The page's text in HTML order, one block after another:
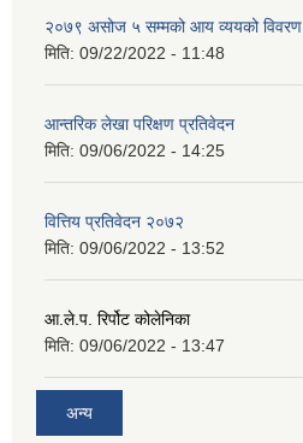
२०७९ असोज ५ सम्मको आय व्ययको विवरण
मिति: 09/22/2022 - 11:48
आन्तरिक लेखा परिक्षण प्रतिवेदन
मिति: 09/06/2022 - 14:25
वित्तिय प्रतिवेदन २०७२
मिति: 09/06/2022 - 13:52
आ.ले.प. रिर्पोट कोलेनिका
मिति: 09/06/2022 - 13:47
अन्य